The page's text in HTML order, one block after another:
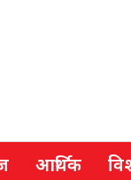
आर्थिक